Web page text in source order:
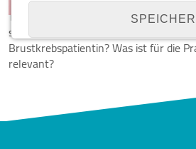
Thema: Post ASCO, post Senologie,
systemische
Brustkrebspatientin? Was ist für die
relevant?
NOTWENDIGE